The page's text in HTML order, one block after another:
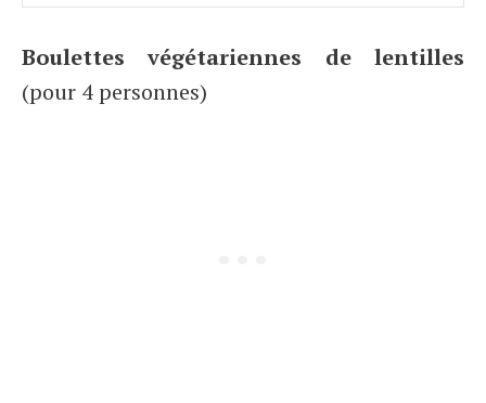
Boulettes végétariennes de lentilles
(pour 4 personnes)